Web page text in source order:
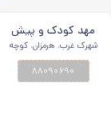
مهد کودک و پیش
دبستانی الف شهرک
غرب
شهرک غرب، هرمزان، کوچه
ششم
۸۸۰۹۰۶۹۰